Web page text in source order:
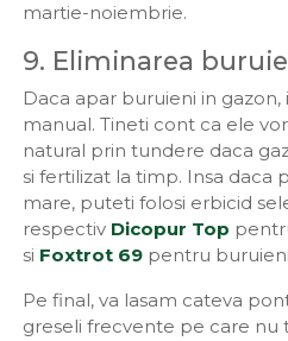
martie-noiembrie.
9. Eliminarea
Daca apar buruieni in gazon,
manual. Tineti cont ca ele
natural prin tundere daca
si fertilizat la timp. Insa daca
mare, puteti folosi erbicid
respectiv Dicopur Top
si Foxtrot 69 pentru
Pe final, va lasam cateva
greseli frecvente pe care nu